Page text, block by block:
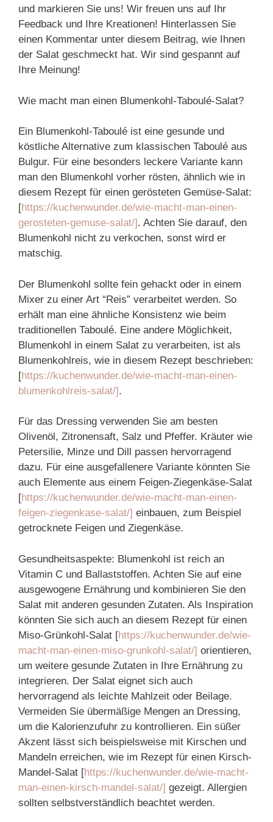
und markieren Sie uns! Wir freuen uns auf Ihr
Feedback und Ihre Kreationen! Hinterlassen Sie
einen Kommentar unter diesem Beitrag, wie Ihnen
der Salat geschmeckt hat. Wir sind gespannt auf
Ihre Meinung!
Wie macht man einen Blumenkohl-Taboulé-Salat?
Ein Blumenkohl-Taboulé ist eine gesunde und
köstliche Alternative zum klassischen Taboulé aus
Bulgur. Für eine besonders leckere Variante kann
man den Blumenkohl vorher rösten, ähnlich wie in
diesem Rezept für einen gerösteten Gemüse-Salat:
[https://kuchenwunder.de/wie-macht-man-einen-
gerosteten-gemuse-salat/]. Achten Sie darauf, den
Blumenkohl nicht zu verkochen, sonst wird er
matschig.
Der Blumenkohl sollte fein gehackt oder in einem
Mixer zu einer Art “Reis” verarbeitet werden. So
erhält man eine ähnliche Konsistenz wie beim
traditionellen Taboulé. Eine andere Möglichkeit,
Blumenkohl in einem Salat zu verarbeiten, ist als
Blumenkohlreis, wie in diesem Rezept beschrieben:
[https://kuchenwunder.de/wie-macht-man-einen-
blumenkohlreis-salat/].
Für das Dressing verwenden Sie am besten
Olivenöl, Zitronensaft, Salz und Pfeffer. Kräuter wie
Petersilie, Minze und Dill passen hervorragend
dazu. Für eine ausgefallenere Variante könnten Sie
auch Elemente aus einem Feigen-Ziegenkäse-Salat
[https://kuchenwunder.de/wie-macht-man-einen-
feigen-ziegenkase-salat/] einbauen, zum Beispiel
getrocknete Feigen und Ziegenkäse.
Gesundheitsaspekte: Blumenkohl ist reich an
Vitamin C und Ballaststoffen. Achten Sie auf eine
ausgewogene Ernährung und kombinieren Sie den
Salat mit anderen gesunden Zutaten. Als Inspiration
könnten Sie sich auch an diesem Rezept für einen
Miso-Grünkohl-Salat [https://kuchenwunder.de/wie-
macht-man-einen-miso-grunkohl-salat/] orientieren,
um weitere gesunde Zutaten in Ihre Ernährung zu
integrieren. Der Salat eignet sich auch
hervorragend als leichte Mahlzeit oder Beilage.
Vermeiden Sie übermäßige Mengen an Dressing,
um die Kalorienzufuhr zu kontrollieren. Ein süßer
Akzent lässt sich beispielsweise mit Kirschen und
Mandeln erreichen, wie im Rezept für einen Kirsch-
Mandel-Salat [https://kuchenwunder.de/wie-macht-
man-einen-kirsch-mandel-salat/] gezeigt. Allergien
sollten selbstverständlich beachtet werden.